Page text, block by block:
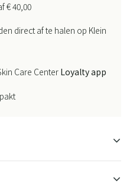
€ 40,00
direct af te halen op Klein
Care Center Loyalty app